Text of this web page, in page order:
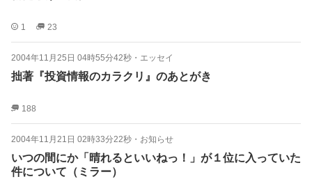
1 23
2004年11月25日 04時55分42秒 ・ エッセイ
拙著『投資情報のカラクリ』のあとがき
188
2004年11月21日 02時33分22秒 ・ お知らせ
いつの間にか「晴れるといいねっ！」が１位に入っていた
件について（ミラー）